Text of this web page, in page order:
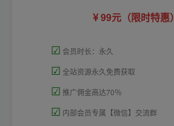
99元（限时特惠）
☑ 会员时长：永久
☑ 全站资源永久免费获取
☑ 推广佣金高达70％
☑ 内部会员专属【微信】交流群